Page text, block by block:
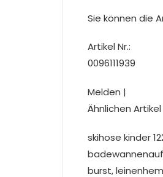
Sie können die
Artikel Nr.:
0096111939
Melden |
Ähnlichen
skihose kinder
burst,